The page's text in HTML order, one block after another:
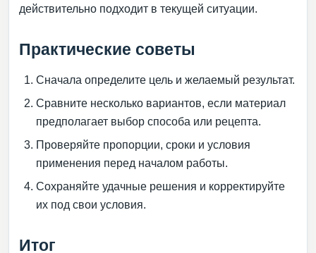
действительно подходит в текущей ситуации.
Практические советы
Сначала определите цель и желаемый результат.
Сравните несколько вариантов, если материал
предполагает выбор способа или рецепта.
Проверяйте пропорции, сроки и условия
применения перед началом работы.
Сохраняйте удачные решения и корректируйте
их под свои условия.
Итог